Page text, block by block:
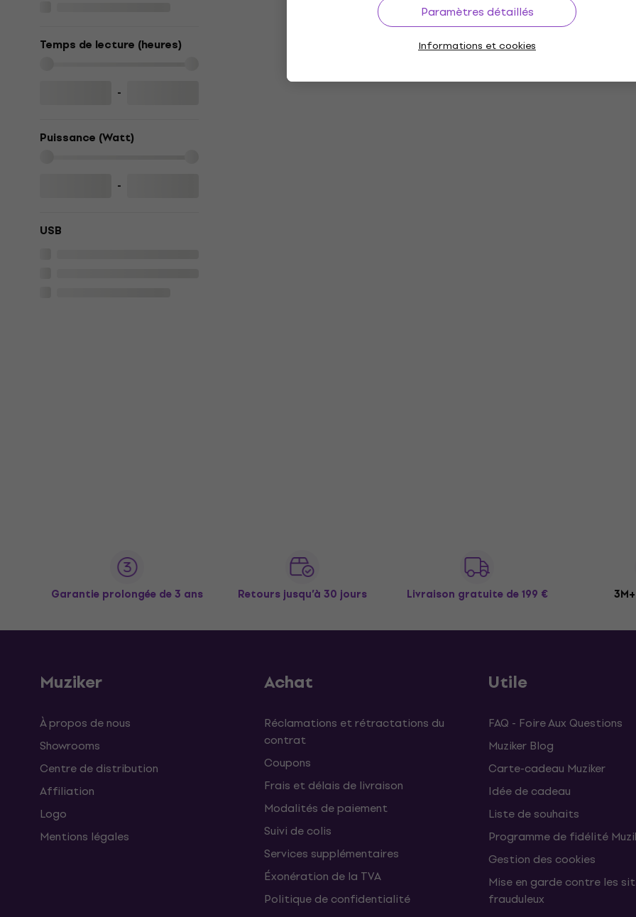
Paramètres détaillés
Informations et cookies
Temps de lecture (heures)
-
Puissance (Watt)
-
USB
Garantie prolongée de 3 ans Retours jusqu’à 30 jours Livraison gratuite de 199 €
Muziker
À propos de nous
Showrooms
Centre de distribution
Affiliation
Logo
Mentions légales
Achat
Réclamations et rétractations du
contrat
Coupons
Frais et délais de livraison
Modalités de paiement
Suivi de colis
Services supplémentaires
Éxonération de la TVA
Politique de confidentialité
Utile
FAQ - Foire Aux Questions
Muziker Blog
Carte-cadeau Muziker
Idée de cadeau
Liste de souhaits
Programme de fidélité
Gestion des cookies
Mise en garde contre les
frauduleux